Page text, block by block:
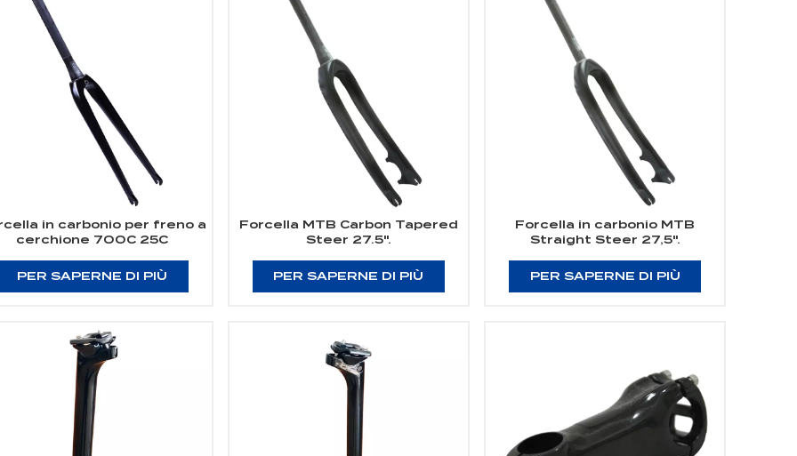
in carbonio per freno a
cerchione 700C 25C
PER SAPERNE DI PIÙ
Forcella MTB Carbon Tapered
Steer 27.5".
PER SAPERNE DI PIÙ
Forcella in carbonio MTB
Straight Steer 27,5".
PER SAPERNE DI PIÙ